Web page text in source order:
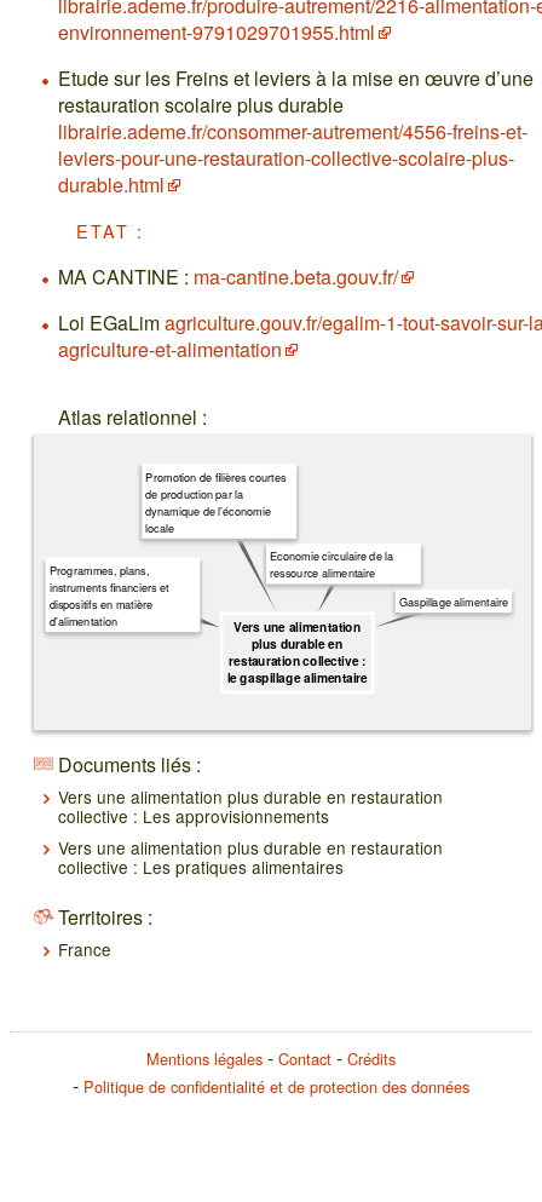
environnement-9791029701955.html
Etude sur les Freins et leviers à la mise en œuvre d’une
restauration scolaire plus durable
librairie.ademe.fr/consommer-autrement/4556-freins-et-
leviers-pour-une-restauration-collective-scolaire-plus-
durable.html
ETAT :
MA CANTINE : ma-cantine.beta.gouv.fr/
Loi EGaLimagriculture.gouv.fr/egalim-1-tout-savoir-sur-
agriculture-et-alimentation
Atlas relationnel :
Vers une alimentation
plus durable en
restauration collective :
le gaspillage alimentaire
Gaspillage alimentaire
Economie circulaire de la
ressource alimentaire
Promotion de filières courtes
de production par la
dynamique de l'économie
locale
Programmes, plans,
instruments financiers et
dispositifs en matière
d'alimentation
Documents liés :
Vers une alimentation plus durable en restauration
collective : Les approvisionnements
Vers une alimentation plus durable en restauration
collective : Les pratiques alimentaires
Territoires :
France
Mentions légales Contact
Crédits
Politique de confidentialité et de protection des données